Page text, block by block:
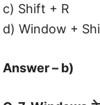
c) Shift + R
d) Window +
Answer – b)